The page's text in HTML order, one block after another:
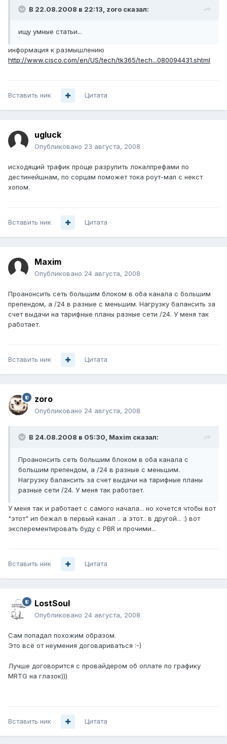
В 22.08.2008 в 22:13, zoro сказал:
ищу умные статьи...
информация к размышлению
http://www.cisco.com/en/US/tech/tk365/tech...080094431.shtml
Вставить ник Цитата
ugluck
Опубликовано 23 августа, 2008
исходящий трафик проще разрулить локалпрефами по
дестинейшнам, по сорцам поможет тока роут-мап с некст
хопом.
Вставить ник Цитата
Maxim
Опубликовано 24 августа, 2008
Проанонсить сеть большим блоком в оба канала с большим
препендом, а /24 в разные с меньшим. Нагрузку балансить за
счет выдачи на тарифные планы разные сети /24. У меня так
работает.
Вставить ник Цитата
zoro
Опубликовано 24 августа, 2008
В 24.08.2008 в 05:30, Maxim сказал:
Проанонсить сеть большим блоком в оба канала с
большим препендом, а /24 в разные с меньшим.
Нагрузку балансить за счет выдачи на тарифные планы
разные сети /24. У меня так работает.
У меня так и работает с самого начала... но хочется чтобы вот
"этот" ип бежал в первый канал .. а этот.. в другой... :) вот
эксперементировать буду с PBR и прочими...
Вставить ник Цитата
LostSoul
Опубликовано 24 августа, 2008
Сам попадал похожим образом.
Это всё от неумения договариваться :-)
Лучше договорится с провайдером об оплате по графику
MRTG на глазок)))
Вставить ник Цитата